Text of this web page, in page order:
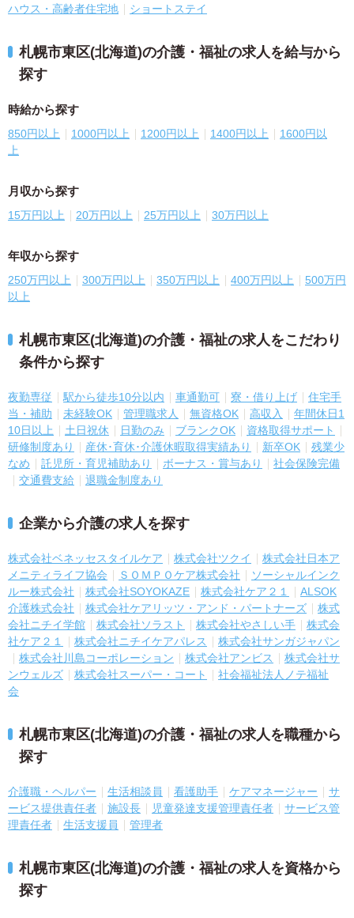
ハウス・高齢者住宅地
ショートステイ
札幌市東区(北海道)の介護・福祉の求人を給与から
探す
時給から探す
850円以上 1000円以上 1200円以上 1400円以上
1600円以
上
月収から探す
15万円以上 20万円以上 25万円以上 30万円以上
年収から探す
250万円以上 300万円以上 350万円以上 400万円以上
500万円
以上
札幌市東区(北海道)の介護・福祉の求人をこだわり
条件から探す
夜勤専従 駅から徒歩10分以内 車通勤可 寮・借り上げ
住宅手
当・補助
未経験OK 管理職求人 無資格OK 高収入
年間休日1
10日以上
土日祝休 日勤のみ ブランクOK
資格取得サポート
研修制度あり
産休･育休･介護休暇取得実績あり 新卒OK
残業少
なめ
託児所・育児補助あり ボーナス・賞与あり
社会保険完備
交通費支給
退職金制度あり
企業から介護の求人を探す
株式会社ベネッセスタイルケア 株式会社ツクイ
株式会社日本ア
メニティライフ協会
ＳＯＭＰＯケア株式会社
ソーシャルインク
ルー株式会社
株式会社SOYOKAZE 株式会社ケア２１
ALSOK
介護株式会社
株式会社ケアリッツ・アンド・パートナーズ
株式
会社ニチイ学館
株式会社ソラスト 株式会社やさしい手
株式会
社ケア２１
株式会社ニチイケアパレス
株式会社サンガジャパン
株式会社川島コーポレーション
株式会社アンビス
株式会社サ
ンウェルズ
株式会社スーパー・コート
社会福祉法人ノテ福祉
会
札幌市東区(北海道)の介護・福祉の求人を職種から
探す
介護職・ヘルパー 生活相談員 看護助手 ケアマネージャー
サ
ービス提供責任者
施設長 児童発達支援管理責任者
サービス管
理責任者
生活支援員 管理者
札幌市東区(北海道)の介護・福祉の求人を資格から
探す